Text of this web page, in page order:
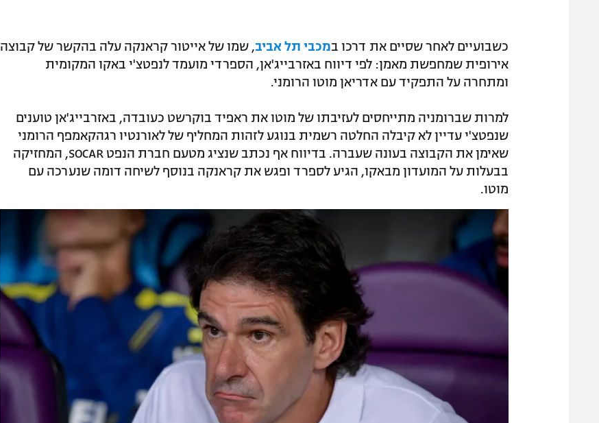
כשבועיים לאחר שסיים את דרכו במכבי תל אביב, שמו של אייטור קראנקה עלה בהקשר של קבוצה
אירופית שמחפשת מאמן: לפי דיווח באזרבייג'אן, הספרדי מועמד לנפטצ'י באקו המקומית
ומתחרה על התפקיד עם אדריאן מוטו הרומני.
למרות שברומניה מתייחסים לעזיבתו של מוטו את ראפיד בוקרשט כעובדה, באזרבייג'אן טוענים
שנפטצ'י עדיין לא קיבלה החלטה רשמית בנוגע לזהות המחליף של לאורנטיו רגהקאמפף הרומני
שאימן את הקבוצה בעונה שעברה. בדיווח אף נכתב שנציג מטעם חברת הנפט SOCAR, המחזיקה
בבעלות על המועדון מבאקו, הגיע לספרד ופגש את קראנקה בנוסף לשיחה דומה שנערכה עם
מוטו.